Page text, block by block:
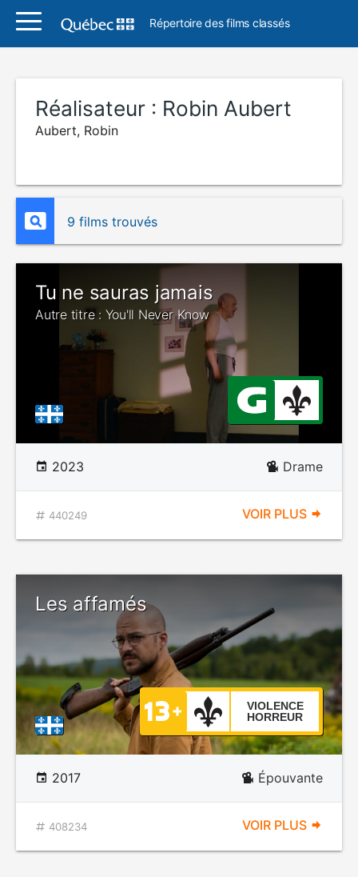
Répertoire des films classés
Réalisateur : Robin Aubert
Aubert, Robin
9 films trouvés
Tu ne sauras jamais
Autre titre : You'll Never Know
2023 Drame
440249 VOIR PLUS
Les affamés
VIOLENCE
HORREUR
2017 Épouvante
408234 VOIR PLUS